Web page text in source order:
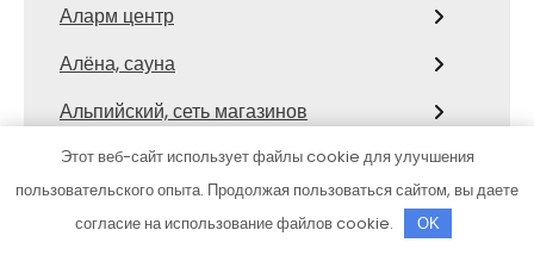
Аларм центр
Алёна, сауна
Альпийский, сеть магазинов
Альянс-Н, сауна
Амалия сервис, автоцентр
Этот веб-сайт использует файлы cookie для улучшения
пользовательского опыта. Продолжая пользоваться сайтом, вы даете
согласие на использование файлов cookie.
OK